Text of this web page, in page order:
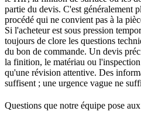
partie du devis. C'est généralement
procédé qui ne convient pas à la
Si l'acheteur est sous pression
toujours de clore les questions
du bon de commande. Un devis
la finition, le matériau ou
qu'une révision attentive. Des
suffisent ; une urgence vague ne
Questions que notre équipe pose